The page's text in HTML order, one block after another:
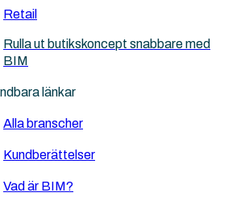
Retail
Rulla ut butikskoncept snabbare med
BIM
länkar
Alla branscher
Kundberättelser
Vad är BIM?